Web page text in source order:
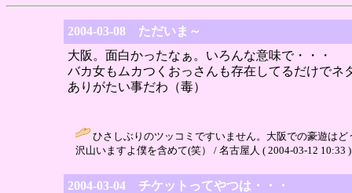
2004-03-08 ただいま～
大阪。面白かったなぁ。いろんな意味で・・・
バカ女もムカつくおっさんも存在してるだけでネ
ありがたい事だわ（毒）
ひさしぶりのツッコミですいません。大阪での豪遊は
沢山いますよ僕を含めて(笑） / 名古屋人 ( 2004-03-12 10:33 )
2004-03-04 チケットってやつは・・・